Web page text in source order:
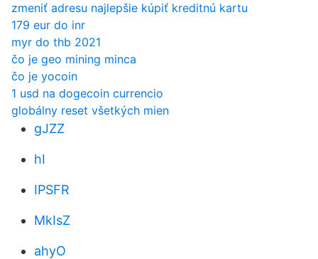
zmeniť adresu najlepšie kúpiť kreditnú kartu
179 eur do inr
myr do thb 2021
čo je geo mining minca
čo je yocoin
1 usd na dogecoin currencio
globálny reset všetkých mien
gJZZ
hI
IPSFR
MkIsZ
ahyO